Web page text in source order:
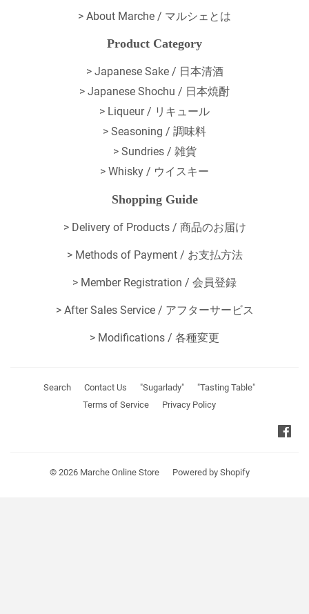
> About Marche / マルシェとは
Product Category
> Japanese Sake / 日本清酒
> Japanese Shochu / 日本焼酎
> Liqueur / リキュール
> Seasoning / 調味料
> Sundries / 雑貨
> Whisky / ウイスキー
Shopping Guide
> Delivery of Products / 商品のお届け
> Methods of Payment / お支払方法
> Member Registration / 会員登録
> After Sales Service / アフターサービス
> Modifications / 各種変更
Search Contact Us "Sugarlady"
"Tasting Table"
Terms of Service
Privacy Policy
© 2026 Marche Online Store Powered by Shopify